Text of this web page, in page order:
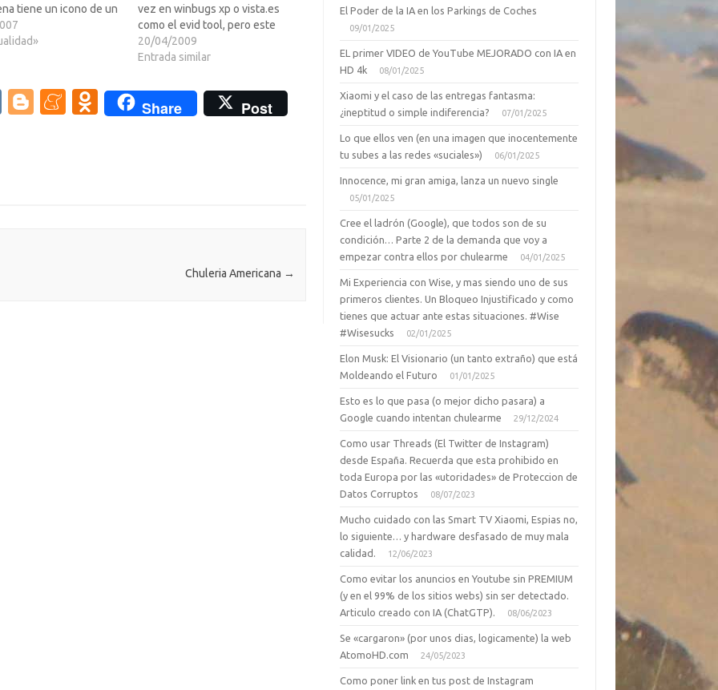
tiene un icono de un
"Free Public Wifi"
lo que estaras
vez en winbugs xp o vista.es
como el evid tool, pero este
funciona a la perfeccion en el
sp3 de xp y el sp2 beta del vista
programa en cuesti?on 200k y…
20/04/2009
Entrada similar
V
Bl
M O
Share
Post
Chuleria Americana →
El Poder de la IA en los Parkings de Coches
09/01/2025
EL primer VIDEO de YouTube MEJORADO con IA en
HD 4k
08/01/2025
Xiaomi y el caso de las entregas fantasma:
¿ineptitud o simple indiferencia?
07/01/2025
Lo que ellos ven (en una imagen que inocentemente
tu subes a las redes «suciales»)
06/01/2025
Innocence, mi gran amiga, lanza un nuevo single
05/01/2025
Cree el ladrón (Google), que todos son de su
condición… Parte 2 de la demanda que voy a
empezar contra ellos por chulearme
04/01/2025
Mi Experiencia con Wise, y mas siendo uno de sus
primeros clientes. Un Bloqueo Injustificado y como
tienes que actuar ante estas situaciones. #Wise
#Wisesucks
02/01/2025
Elon Musk: El Visionario (un tanto extraño) que está
Moldeando el Futuro
01/01/2025
Esto es lo que pasa (o mejor dicho pasara) a
Google cuando intentan chulearme
29/12/2024
Como usar Threads (El Twitter de Instagram)
desde España. Recuerda que esta prohibido en
toda Europa por las «utoridades» de Proteccion de
Datos Corruptos
08/07/2023
Mucho cuidado con las Smart TV Xiaomi, Espias no,
lo siguiente… y hardware desfasado de muy mala
calidad.
12/06/2023
Como evitar los anuncios en Youtube sin PREMIUM
(y en el 99% de los sitios webs) sin ser detectado.
Articulo creado con IA (ChatGTP).
08/06/2023
Se «cargaron» (por unos dias, logicamente) la web
AtomoHD.com
24/05/2023
Como poner link en tus post de Instagram